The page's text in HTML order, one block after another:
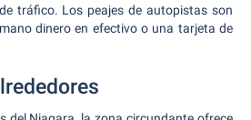
tráfico. Los peajes de autopistas son
dinero en efectivo o una tarjeta de